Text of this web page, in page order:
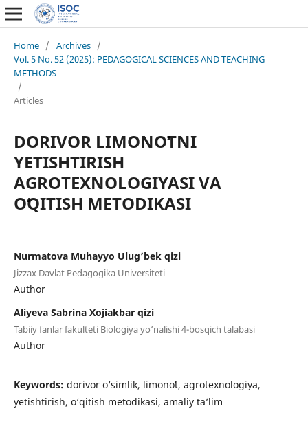
Home / Archives /
Vol. 5 No. 52 (2025): PEDAGOGICAL SCIENCES AND TEACHING
METHODS
/
Articles
DORIVOR LIMONOʻTNI
YETISHTIRISH
AGROTEXNOLOGIYASI VA
OʻQITISH METODIKASI
Nurmatova Muhayyo Ulug’bek qizi
Jizzax Davlat Pedagogika Universiteti
Author
Aliyeva Sabrina Xojiakbar qizi
Tabiiy fanlar fakulteti Biologiya yo‘nalishi 4-bosqich talabasi
Author
Keywords: dorivor o‘simlik, limonoʻt, agrotexnologiya,
yetishtirish, o‘qitish metodikasi, amaliy ta’lim